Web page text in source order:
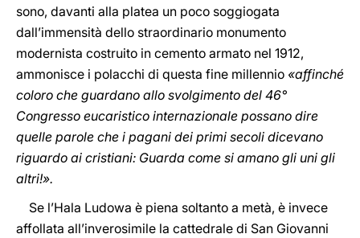
sono, davanti alla platea un poco soggiogata
dall’immensità dello straordinario monumento
modernista costruito in cemento armato nel 1912,
ammonisce i polacchi di questa fine millennio «affinché
coloro che guardano allo svolgimento del 46°
Congresso eucaristico internazionale possano dire
quelle parole che i pagani dei primi secoli dicevano
riguardo ai cristiani: Guarda come si amano gli uni gli
altri!».
Se l’Hala Ludowa è piena soltanto a metà, è invece
affollata all’inverosimile la cattedrale di San Giovanni